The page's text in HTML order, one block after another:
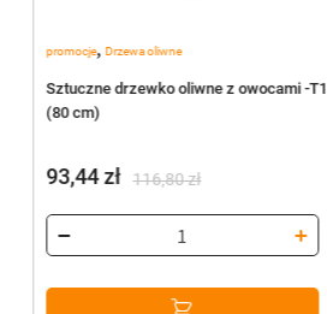
promocje, Drzewa oliwne
Sztuczne drzewko oliwne z owocami -T1
(80 cm)
116,80zł
cena
wynosiła:
116,80 zł.
93,44zł
cena
wynosi:
93,44 zł.